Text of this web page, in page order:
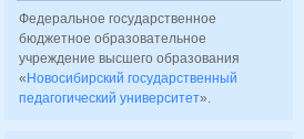
Федеральное государственное
бюджетное образовательное
учреждение высшего образования
«Новосибирский государственный
педагогический университет».